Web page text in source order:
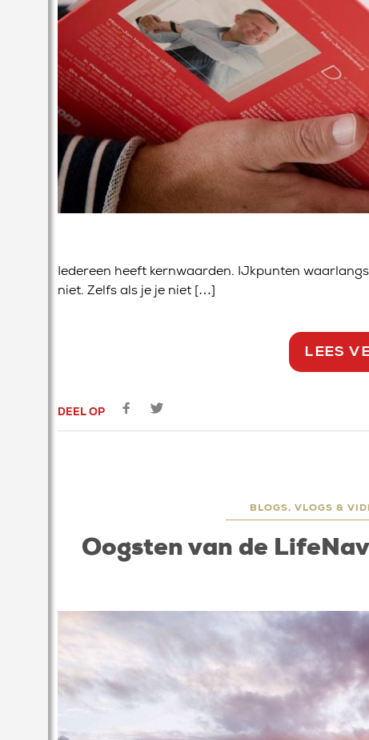
Iedereen heeft kernwaarden. IJkpunten
niet. Zelfs als je je niet […]
LEES
DEEL OP
BLOGS, VLOGS &
Oogsten van de